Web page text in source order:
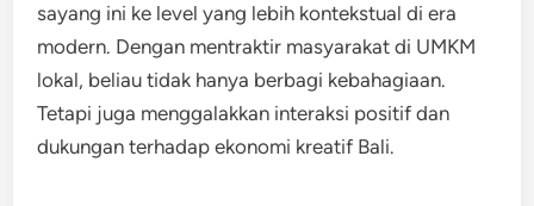
sayang ini ke level yang lebih kontekstual di era
modern. Dengan mentraktir masyarakat di UMKM
lokal, beliau tidak hanya berbagi kebahagiaan.
Tetapi juga menggalakkan interaksi positif dan
dukungan terhadap ekonomi kreatif Bali.